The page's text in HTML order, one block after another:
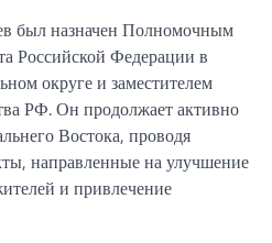
был назначен Полномочным
Российской Федерации в
округе и заместителем
РФ. Он продолжает активно
Востока, проводя
направленные на улучшение
и привлечение